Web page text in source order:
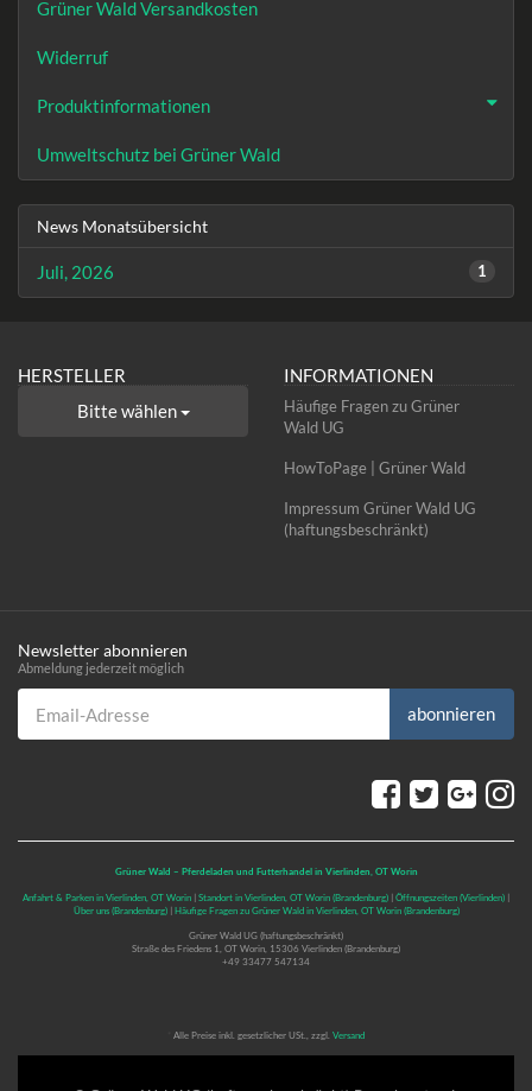
Grüner Wald Versandkosten
Widerruf
Produktinformationen
Umweltschutz bei Grüner Wald
News Monatsübersicht
Juli, 2026 1
HERSTELLER
Bitte wählen
INFORMATIONEN
Häufige Fragen zu Grüner
Wald UG
HowToPage | Grüner Wald
Impressum Grüner Wald UG
(haftungsbeschränkt)
Newsletter abonnieren
Abmeldung jederzeit möglich
Email-Adresse
abonnieren
Grüner Wald – Pferdeladen und Futterhandel in Vierlinden, OT Worin
Anfahrt & Parken in Vierlinden, OT Worin | Standort in Vierlinden, OT Worin (Brandenburg) | Öffnungszeiten (Vierlinden) |
Über uns (Brandenburg) | Häufige Fragen zu Grüner Wald in Vierlinden, OT Worin (Brandenburg)
Grüner Wald UG (haftungsbeschränkt)
Straße des Friedens 1, OT Worin, 15306 Vierlinden (Brandenburg)
+49 33477 547134
Alle Preise inkl. gesetzlicher USt., zzgl. Versand